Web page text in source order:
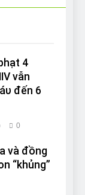
4
vẫn
đến 6
0
và đồng
“khủng”